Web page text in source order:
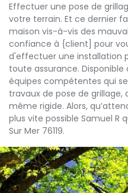
Effectuer une pose de
votre terrain. Et ce dernier
maison vis-à-vis des
confiance à {client] pour
d'effectuer une installation
toute assurance.
équipes compétentes qui
travaux de pose de grillage,
même rigide. Alors,
plus vite possible Samuel R
Sur Mer 76119.